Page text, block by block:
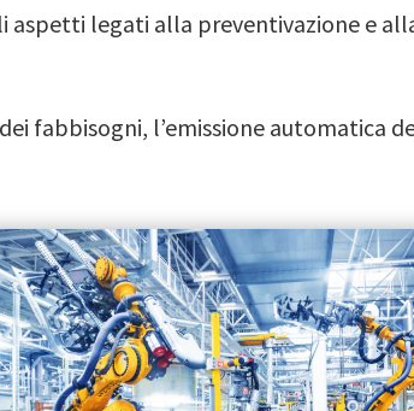
legati alla preventivazione e
fabbisogni, l’emissione automatica